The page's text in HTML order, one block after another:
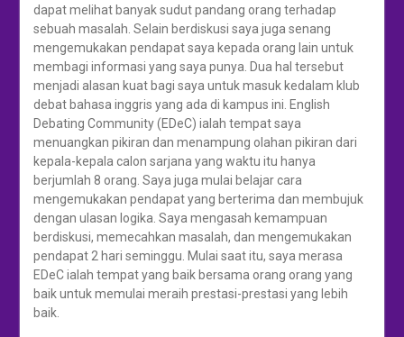
dapat melihat banyak sudut pandang orang terhadap
sebuah masalah. Selain berdiskusi saya juga senang
mengemukakan pendapat saya kepada orang lain untuk
membagi informasi yang saya punya. Dua hal tersebut
menjadi alasan kuat bagi saya untuk masuk kedalam klub
debat bahasa inggris yang ada di kampus ini. English
Debating Community (EDeC) ialah tempat saya
menuangkan pikiran dan menampung olahan pikiran dari
kepala-kepala calon sarjana yang waktu itu hanya
berjumlah 8 orang. Saya juga mulai belajar cara
mengemukakan pendapat yang berterima dan membujuk
dengan ulasan logika. Saya mengasah kemampuan
berdiskusi, memecahkan masalah, dan mengemukakan
pendapat 2 hari seminggu. Mulai saat itu, saya merasa
EDeC ialah tempat yang baik bersama orang orang yang
baik untuk memulai meraih prestasi-prestasi yang lebih
baik.